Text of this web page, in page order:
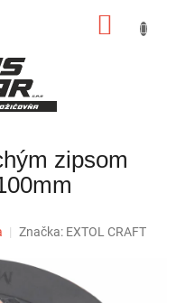
zipsom
Značka: EXTOL CRAFT